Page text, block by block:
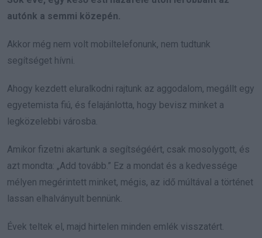
autónk a semmi közepén.
Akkor még nem volt mobiltelefonunk, nem tudtunk
segítséget hívni.
Ahogy kezdett eluralkodni rajtunk az aggodalom, megállt egy
egyetemista fiú, és felajánlotta, hogy bevisz minket a
legközelebbi városba.
Amikor fizetni akartunk a segítségéért, csak mosolygott, és
azt mondta: „Add tovább.” Ez a mondat és a kedvessége
mélyen megérintett minket, mégis, az idő múltával a történet
lassan elhalványult bennünk.
Évek teltek el, majd hirtelen minden emlék visszatért.